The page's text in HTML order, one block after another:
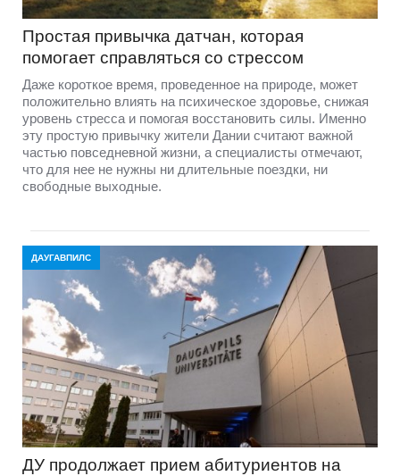
Простая привычка датчан, которая
помогает справляться со стрессом
Даже короткое время, проведенное на природе, может
положительно влиять на психическое здоровье, снижая
уровень стресса и помогая восстановить силы. Именно
эту простую привычку жители Дании считают важной
частью повседневной жизни, а специалисты отмечают,
что для нее не нужны ни длительные поездки, ни
свободные выходные.
ДАУГАВПИЛС
ДУ продолжает прием абитуриентов на